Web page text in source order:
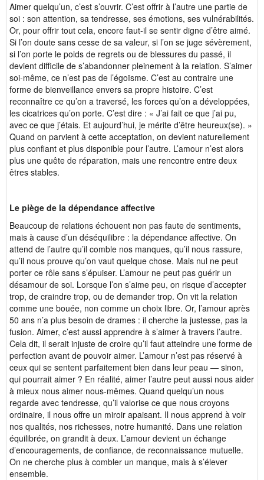
Aimer quelqu’un, c’est s’ouvrir. C’est offrir à l’autre une partie de
soi : son attention, sa tendresse, ses émotions, ses vulnérabilités.
Or, pour offrir tout cela, encore faut-il se sentir digne d’être aimé.
Si l’on doute sans cesse de sa valeur, si l’on se juge sévèrement,
si l’on porte le poids de regrets ou de blessures du passé, il
devient difficile de s’abandonner pleinement à la relation. S’aimer
soi-même, ce n’est pas de l’égoïsme. C’est au contraire une
forme de bienveillance envers sa propre histoire. C’est
reconnaître ce qu’on a traversé, les forces qu’on a développées,
les cicatrices qu’on porte. C’est dire : « J’ai fait ce que j’ai pu,
avec ce que j’étais. Et aujourd’hui, je mérite d’être heureux(se). »
Quand on parvient à cette acceptation, on devient naturellement
plus confiant et plus disponible pour l’autre. L’amour n’est alors
plus une quête de réparation, mais une rencontre entre deux
êtres stables.
Le piège de la dépendance affective
Beaucoup de relations échouent non pas faute de sentiments,
mais à cause d’un déséquilibre : la dépendance affective. On
attend de l’autre qu’il comble nos manques, qu’il nous rassure,
qu’il nous prouve qu’on vaut quelque chose. Mais nul ne peut
porter ce rôle sans s’épuiser. L’amour ne peut pas guérir un
désamour de soi. Lorsque l’on s’aime peu, on risque d’accepter
trop, de craindre trop, ou de demander trop. On vit la relation
comme une bouée, non comme un choix libre. Or, l’amour après
50 ans n’a plus besoin de drames : il cherche la justesse, pas la
fusion. Aimer, c’est aussi apprendre à s’aimer à travers l’autre.
Cela dit, il serait injuste de croire qu’il faut atteindre une forme de
perfection avant de pouvoir aimer. L’amour n’est pas réservé à
ceux qui se sentent parfaitement bien dans leur peau — sinon,
qui pourrait aimer ? En réalité, aimer l’autre peut aussi nous aider
à mieux nous aimer nous-mêmes. Quand quelqu’un nous
regarde avec tendresse, qu’il valorise ce que nous croyons
ordinaire, il nous offre un miroir apaisant. Il nous apprend à voir
nos qualités, nos richesses, notre humanité. Dans une relation
équilibrée, on grandit à deux. L’amour devient un échange
d’encouragements, de confiance, de reconnaissance mutuelle.
On ne cherche plus à combler un manque, mais à s’élever
ensemble.